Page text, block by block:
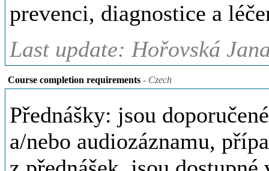
prevenci, diagnostice a
Last update: Hořovská
Course completion requirements - Czech
Přednášky: jsou
a/nebo audiozáznamu,